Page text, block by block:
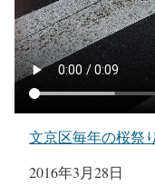
文京区毎年の桜祭り
日付
2016年3月28日